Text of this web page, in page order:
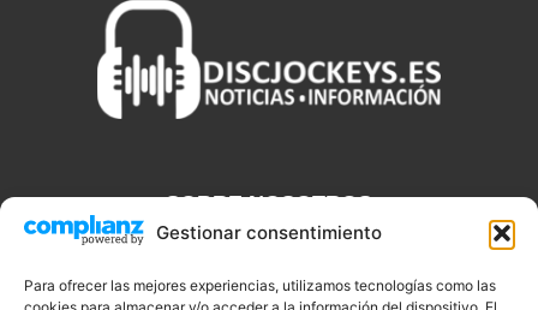
Gestionar consentimiento
Para ofrecer las mejores experiencias, utilizamos tecnologías como las
SOBRE NOSOTROS
que necesitas saber sobre noticias, novedades, tecnologías y